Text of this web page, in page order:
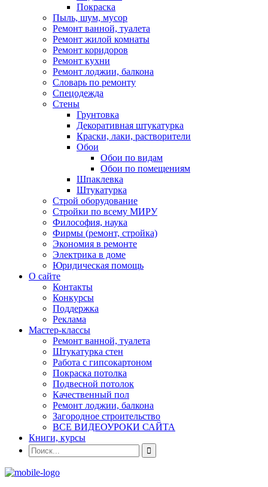
Покраска
Пыль, шум, мусор
Ремонт ванной, туалета
Ремонт жилой комнаты
Ремонт коридоров
Ремонт кухни
Ремонт лоджии, балкона
Словарь по ремонту
Спецодежда
Стены
Грунтовка
Декоративная штукатурка
Краски, лаки, растворители
Обои
Обои по видам
Обои по помещениям
Шпаклевка
Штукатурка
Строй оборудование
Стройки по всему МИРУ
Философия, наука
Фирмы (ремонт, стройка)
Экономия в ремонте
Электрика в доме
Юридическая помощь
О сайте
Контакты
Конкурсы
Поддержка
Реклама
Мастер-классы
Ремонт ванной, туалета
Штукатурка стен
Работа с гипсокартоном
Покраска потолка
Подвесной потолок
Качественный пол
Ремонт лоджии, балкона
Загородное строительство
ВСЕ ВИДЕОУРОКИ САЙТА
Книги, курсы